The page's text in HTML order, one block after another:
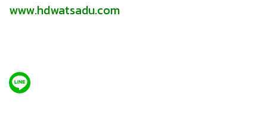
www.hdwatsadu.com